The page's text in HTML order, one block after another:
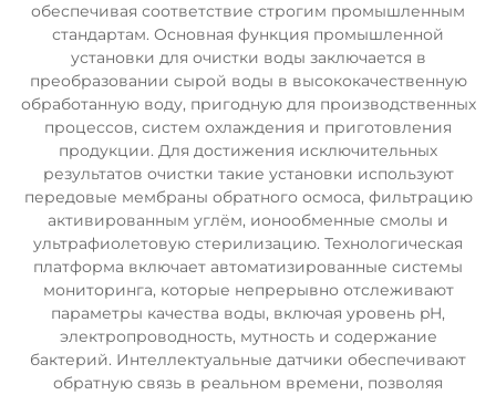
обеспечивая соответствие строгим промышленным
стандартам. Основная функция промышленной
установки для очистки воды заключается в
преобразовании сырой воды в высококачественную
обработанную воду, пригодную для производственных
процессов, систем охлаждения и приготовления
продукции. Для достижения исключительных
результатов очистки такие установки используют
передовые мембраны обратного осмоса, фильтрацию
активированным углём, ионообменные смолы и
ультрафиолетовую стерилизацию. Технологическая
платформа включает автоматизированные системы
мониторинга, которые непрерывно отслеживают
параметры качества воды, включая уровень pH,
электропроводность, мутность и содержание
бактерий. Интеллектуальные датчики обеспечивают
обратную связь в реальном времени, позволяя